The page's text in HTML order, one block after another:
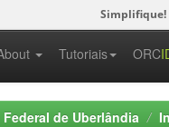
Simplifique!
Tutoriais ORC
de Uberlândia